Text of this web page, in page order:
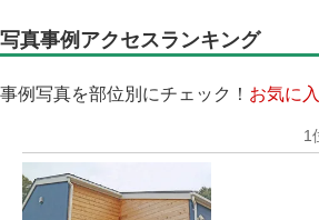
写真事例アクセスランキング
事例写真を部位別にチェック！ お気に